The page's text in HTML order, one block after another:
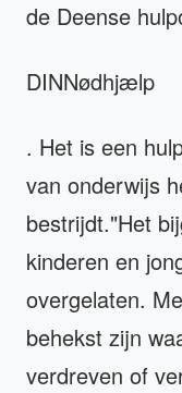
de Deense
DINNødhjælp
. Het is een
van onderwijs
bestrijdt."Het
kinderen en
overgelaten.
behekst zijn
verdreven of